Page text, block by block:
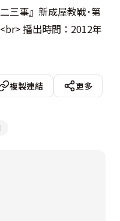
三事』新成屋教戰˙第
播出時間：2012年
複製連結
更多